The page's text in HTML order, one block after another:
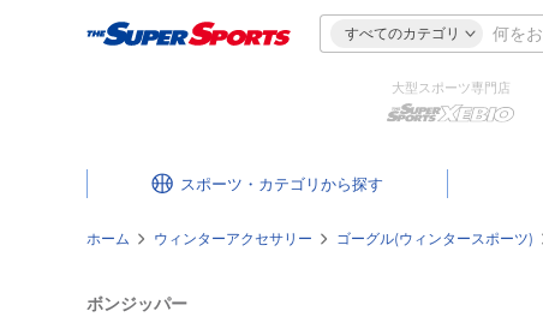
すべてのカテゴリ
大型スポーツ専門店
スポーツ・カテゴリ
ホーム ウィンターアクセサリー ゴーグル(ウィンタースポーツ)
ボンジッパー